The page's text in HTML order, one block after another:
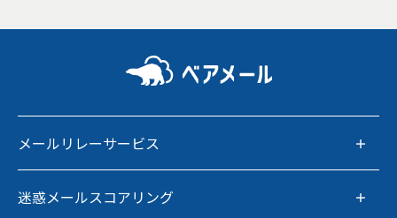
メールリレーサービス
迷惑メールスコアリング